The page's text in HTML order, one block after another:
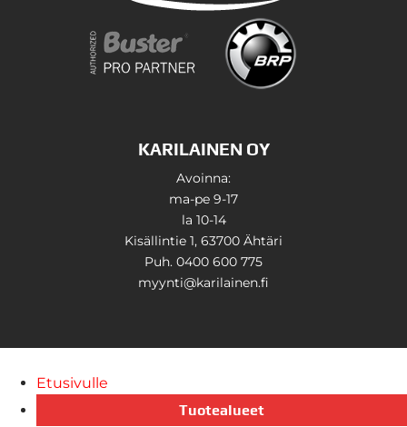
KARILAINEN OY
Avoinna:
ma-pe 9-17
la 10-14
Kisällintie 1, 63700 Ähtäri
Puh. 0400 600 775
myynti@karilainen.fi
Etusivulle
Tuotealueet